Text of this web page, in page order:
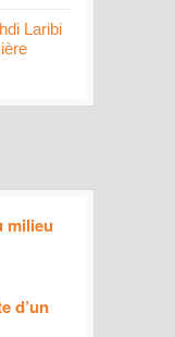
Laribi
milieu
d’un